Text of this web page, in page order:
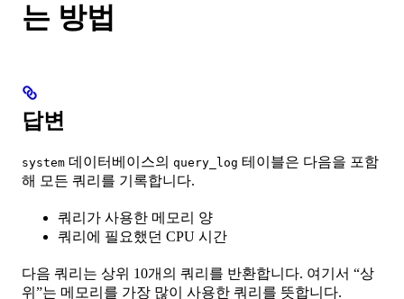
는 방법
답변
system 데이터베이스의 query_log 테이블은 다음을 포함
해 모든 쿼리를 기록합니다.
쿼리가 사용한 메모리 양
쿼리에 필요했던 CPU 시간
다음 쿼리는 상위 10개의 쿼리를 반환합니다. 여기서 “상
위”는 메모리를 가장 많이 사용한 쿼리를 뜻합니다.